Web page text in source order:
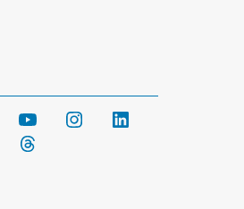
YouTube Instagram
WhatsApp